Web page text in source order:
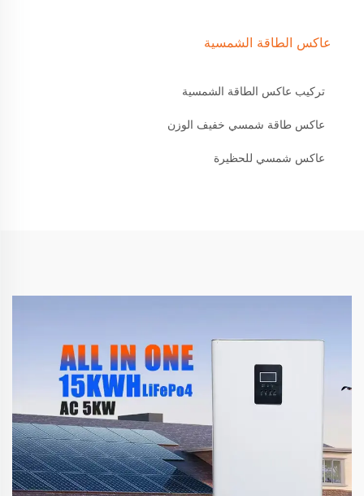
عاكس الطاقة الشمسية
تركيب عاكس الطاقة الشمسية
عاكس طاقة شمسي خفيف الوزن
عاكس شمسي للحظيرة